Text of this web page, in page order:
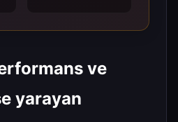
ve
yarayan